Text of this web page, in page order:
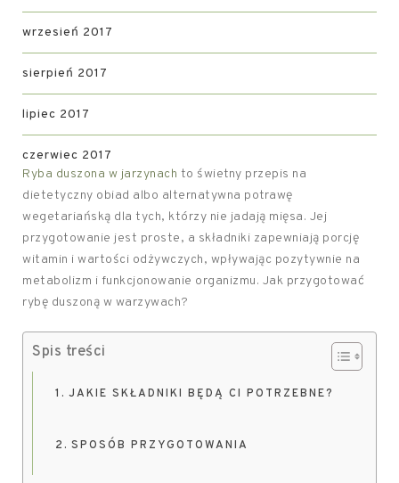
wrzesień 2017
sierpień 2017
lipiec 2017
czerwiec 2017
Ryba duszona w jarzynach to świetny przepis na
dietetyczny obiad albo alternatywna potrawę
wegetariańską dla tych, którzy nie jadają mięsa. Jej
przygotowanie jest proste, a składniki zapewniają porcję
witamin i wartości odżywczych, wpływając pozytywnie na
metabolizm i funkcjonowanie organizmu. Jak przygotować
rybę duszoną w warzywach?
Spis treści
JAKIE SKŁADNIKI BĘDĄ CI POTRZEBNE?
SPOSÓB PRZYGOTOWANIA